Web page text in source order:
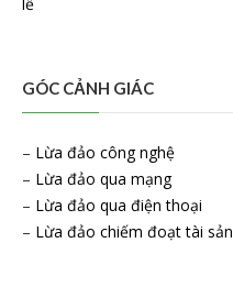
GÓC CẢNH GIÁC
– Lừa đảo công nghệ
– Lừa đảo qua mạng
– Lừa đảo qua điện thoại
– Lừa đảo chiếm đoạt tài sản